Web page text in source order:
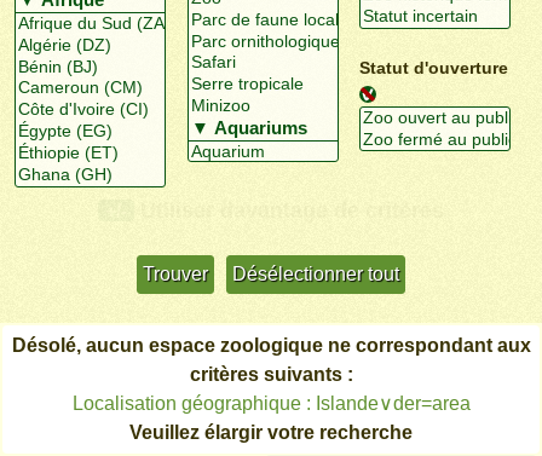
Statut d'ouverture
Désolé, aucun espace zoologique ne correspondant aux
critères suivants :
Localisation géographique : Islande∨der=area
Veuillez élargir votre recherche